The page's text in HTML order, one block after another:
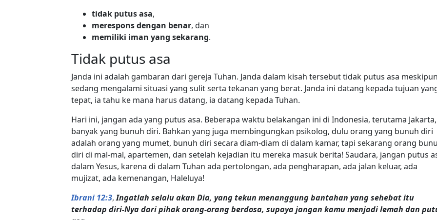
tidak putus asa,
merespons dengan benar, dan
memiliki iman yang sekarang.
Tidak putus asa
Janda ini adalah gambaran dari gereja Tuhan. Janda dalam kisah tersebut tidak putus asa meskipun
sedang mengalami situasi yang sulit serta tekanan yang berat. Janda ini datang kepada tujuan
tepat, ia tahu ke mana harus datang, ia datang kepada Tuhan.
Hari ini, jangan ada yang putus asa. Beberapa waktu belakangan ini di Indonesia, terutama Jakarta,
banyak yang bunuh diri. Bahkan yang juga membingungkan psikolog, dulu orang yang bunuh diri
adalah orang yang mumet, bunuh diri secara diam-diam di dalam kamar, tapi sekarang orang
diri di mal-mal, apartemen, dan setelah kejadian itu mereka masuk berita! Saudara, jangan putus
dalam Yesus, karena di dalam Tuhan ada pertolongan, ada pengharapan, ada jalan keluar, ada
mujizat, ada kemenangan, Haleluya!
Ibrani 12:3,Ingatlah selalu akan Dia, yang tekun menanggung bantahan yang sehebat itu
terhadap diri-Nya dari pihak orang-orang berdosa, supaya jangan kamu menjadi lemah dan